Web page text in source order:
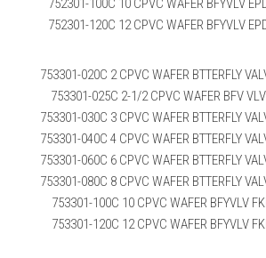
752301-100C 10 CPVC WAFER BFYVLV
752301-120C 12 CPVC WAFER BFYVLV
753301-020C 2 CPVC WAFER BTTERFLY
753301-025C 2-1/2 CPVC WAFER BFV
753301-030C 3 CPVC WAFER BTTERFLY
753301-040C 4 CPVC WAFER BTTERFLY
753301-060C 6 CPVC WAFER BTTERFLY
753301-080C 8 CPVC WAFER BTTERFLY
753301-100C 10 CPVC WAFER BFYVLV
753301-120C 12 CPVC WAFER BFYVLV